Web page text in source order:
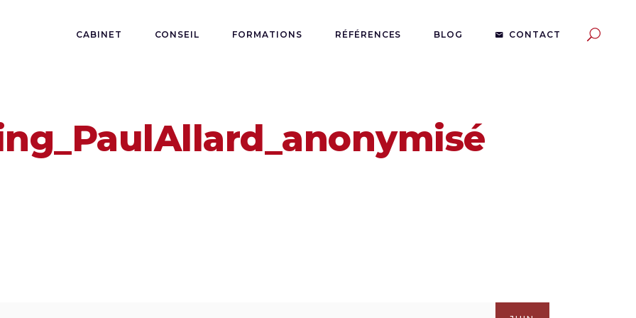
CABINET CONSEIL FORMATIONS RÉFÉRENCES BLOG CONTACT